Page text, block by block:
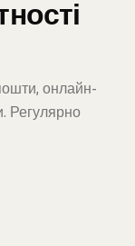
онлайн-
Регулярно